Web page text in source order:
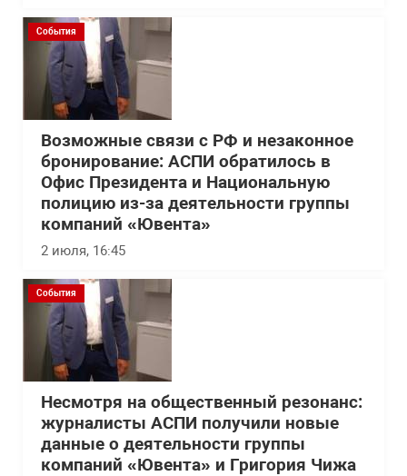
События
Возможные связи с РФ и незаконное
бронирование: АСПИ обратилось в
Офис Президента и Национальную
полицию из-за деятельности группы
компаний «Ювента»
2 июля, 16:45
События
Несмотря на общественный резонанс:
журналисты АСПИ получили новые
данные о деятельности группы
компаний «Ювента» и Григория Чижа